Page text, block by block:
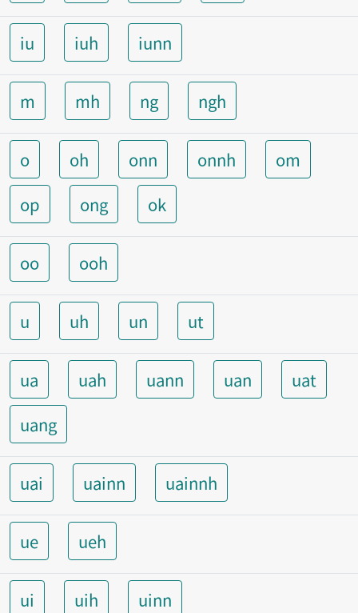
iu iuh iunn
m mh ng ngh
o oh onn onnh
om
op
ong ok
oo ooh
u uh un ut
ua uah uann uan
uat
uang
uai uainn uainnh
ue ueh
ui uih uinn